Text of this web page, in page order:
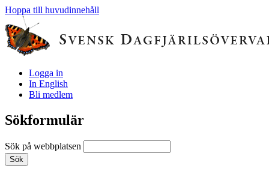
Hoppa till huvudinnehåll
Logga in
In English
Bli medlem
Sökformulär
Sök på webbplatsen